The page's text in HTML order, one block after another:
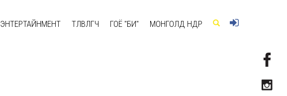
ЭНТЕРТАЙНМЕНТ ТӨЛӨВЛӨГЧ ГОЁ "БИ" МОНГОЛД ӨНӨӨДӨР